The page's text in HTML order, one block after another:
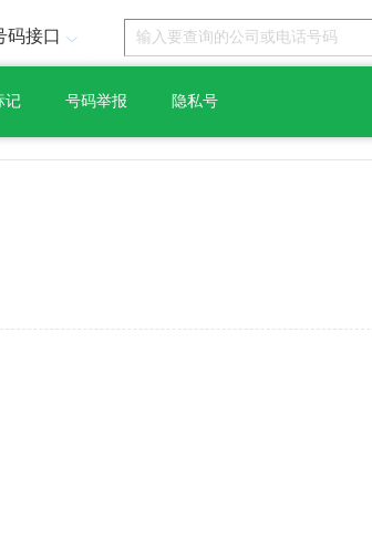
码接口
记 号码举报 隐私号